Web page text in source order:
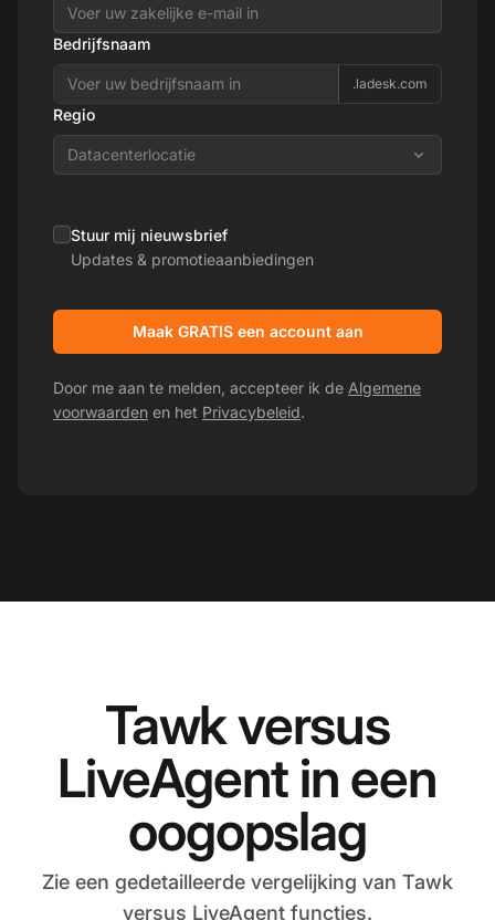
Bedrijfsnaam
.ladesk.com
Regio
Datacenterlocatie
Stuur mij nieuwsbrief
Updates & promotieaanbiedingen
Maak GRATIS een account aan
Door me aan te melden, accepteer ik de Algemene
voorwaarden en het Privacybeleid.
Tawk versus
LiveAgent in een
oogopslag
Zie een gedetailleerde vergelijking van Tawk
versus LiveAgent functies.